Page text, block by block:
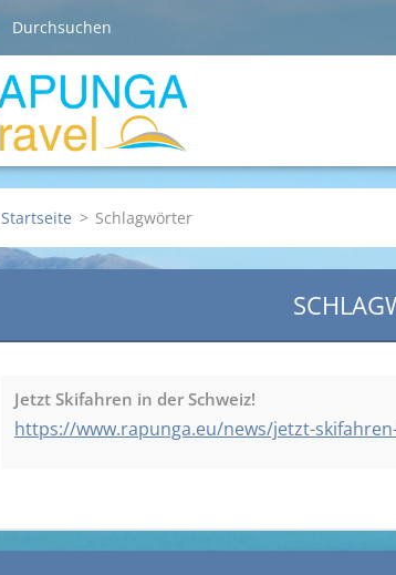
Startseite > Schlagwörter
Jetzt Skifahren in der Schweiz!
https://www.rapunga.eu/news/jetzt-